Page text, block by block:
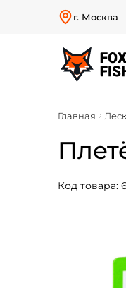
г. Москва
Главная
Код товара: